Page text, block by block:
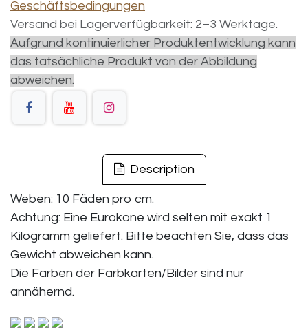
Geschäftsbedingungen
Versand bei Lagerverfügbarkeit: 2–3 Werktage.
Aufgrund kontinuierlicher Produktentwicklung kann
das tatsächliche Produkt von der Abbildung
abweichen.
Description
Weben: 10 Fäden pro cm.
Achtung: Eine Eurokone wird selten mit exakt 1
Kilogramm geliefert. Bitte beachten Sie, dass das
Gewicht abweichen kann.
Die Farben der Farbkarten/Bilder sind nur
annähernd.